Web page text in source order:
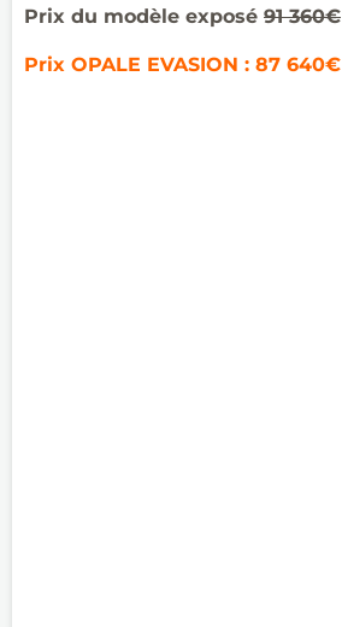
Prix du modèle exposé 91 360€
Prix OPALE EVASION : 87 640€